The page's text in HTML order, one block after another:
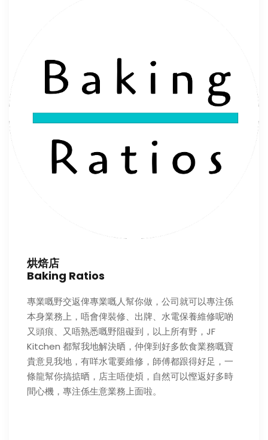
烘焙店
Baking Ratios
專業嘅野交返俾專業嘅人幫你做，公司就可以專注係
本身業務上，唔會俾裝修、出牌、水電保養維修呢啲
又頭痕、又唔熟悉嘅野阻礙到，以上所有野，JF
Kitchen 都幫我地解決晒，仲俾到好多飲食業務嘅寶
貴意見我地，有咩水電要維修，師傅都跟得好足，一
條龍幫你搞掂晒，店主唔使煩，自然可以慳返好多時
間心機，專注係生意業務上面啦。